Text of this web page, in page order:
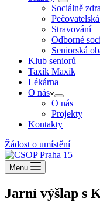
Sociálně
Stravování
Odborné
Seniorská
Klub seniorů
Taxík Maxík
Lékárna
O nás
O nás
Projekty
Kontakty
Žádost o umístění
Menu
Jarní výšlap s